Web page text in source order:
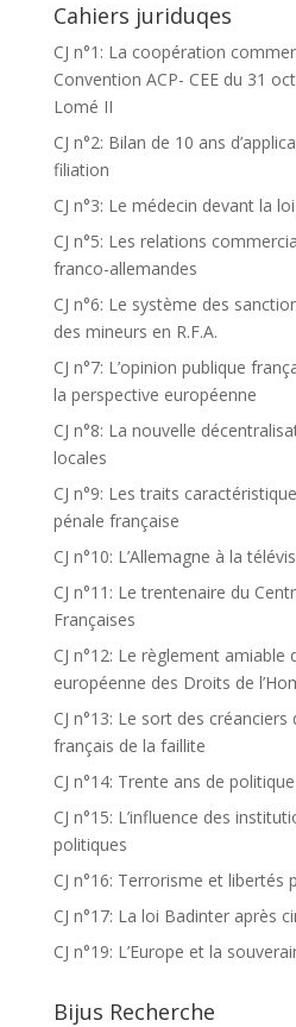
Cahiers juriduqes
CJ n°1: La coopération
Convention ACP- CEE du 31
Lomé II
CJ n°2: Bilan de 10 ans
filiation
CJ n°3: Le médecin devant la
CJ n°5: Les relations
franco-allemandes
CJ n°6: Le système des
des mineurs en R.F.A.
CJ n°7: L’opinion publique
la perspective européenne
CJ n°8: La nouvelle
locales
CJ n°9: Les traits
pénale française
CJ n°10: L’Allemagne à la
CJ n°11: Le trentenaire du
Françaises
CJ n°12: Le règlement amiable
européenne des Droits de
CJ n°13: Le sort des
français de la faillite
CJ n°14: Trente ans de
CJ n°15: L’influence des
politiques
CJ n°16: Terrorisme et libertés
CJ n°17: La loi Badinter après
CJ n°19: L’Europe et la
Bijus Recherche